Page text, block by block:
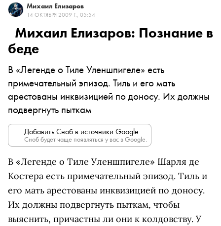
Михаил Елизаров
14 ОКТЯБРЯ 2009 Г., 05:54
Михаил Елизаров: Познание в
беде
В «Легенде о Тиле Уленшпигеле» есть
примечательный эпизод. Тиль и его мать
арестованы инквизицией по доносу. Их должны
подвергнуть пыткам
Добавить Сноб в источники Google
Сноб будет чаще появляться у вас в Google.
В «Легенде о Тиле Уленшпигеле» Шарля де
Костера есть примечательный эпизод. Тиль и
его мать арестованы инквизицией по доносу.
Их должны подвергнуть пыткам, чтобы
выяснить, причастны ли они к колдовству. У